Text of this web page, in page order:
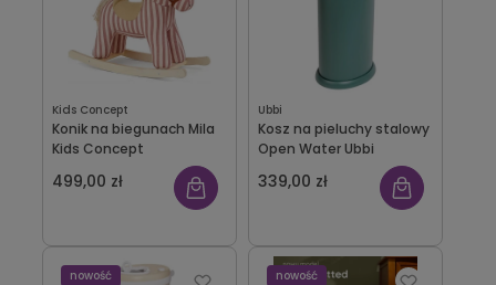
Kids Concept
Konik na biegunach Mila
Kids Concept
499,00 zł
Ubbi
Kosz na pieluchy stalowy
Open Water Ubbi
339,00 zł
nowość nowość